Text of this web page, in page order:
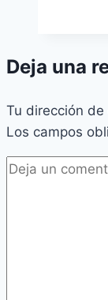
Deja una
Tu dirección
Los campos